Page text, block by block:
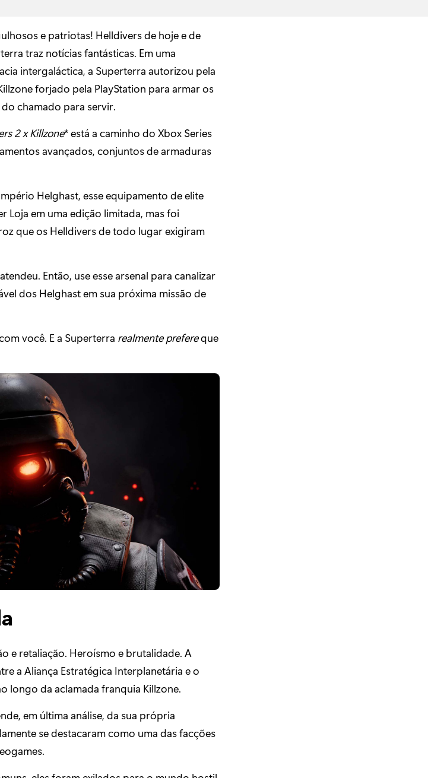
e patriotas! Helldivers de hoje e de
traz notícias fantásticas. Em uma
intergaláctica, a Superterra autorizou pela
forjado pela PlayStation para armar os
chamado para servir.
2 x Killzone* está a caminho do Xbox Series
avançados, conjuntos de armaduras
Helghast, esse equipamento de elite
Loja em uma edição limitada, mas foi
que os Helldivers de todo lugar exigiram
Então, use esse arsenal para canalizar
dos Helghast em sua próxima missão de
você. E a Superterra realmente prefereque
e retaliação. Heroísmo e brutalidade. A
a Aliança Estratégica Interplanetária e o
longo da aclamada franquia Killzone.
em última análise, da sua própria
se destacaram como uma das facções